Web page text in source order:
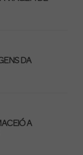
DA
A